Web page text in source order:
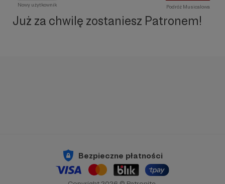
Nowy użytkownik Podróż Musicalowa
Już za chwilę zostaniesz Patronem!
Bezpieczne płatności